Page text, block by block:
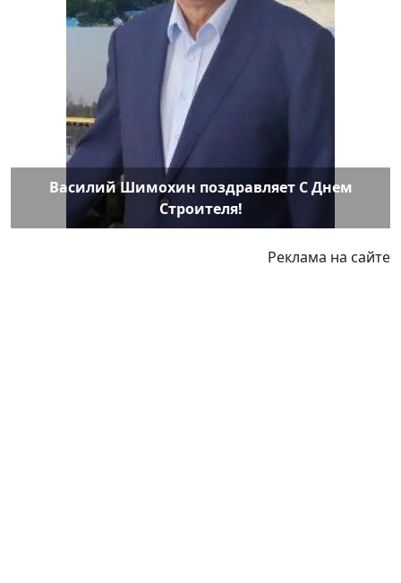
Василий Шимохин поздравляет С Днем
Строителя!
Реклама на сайте